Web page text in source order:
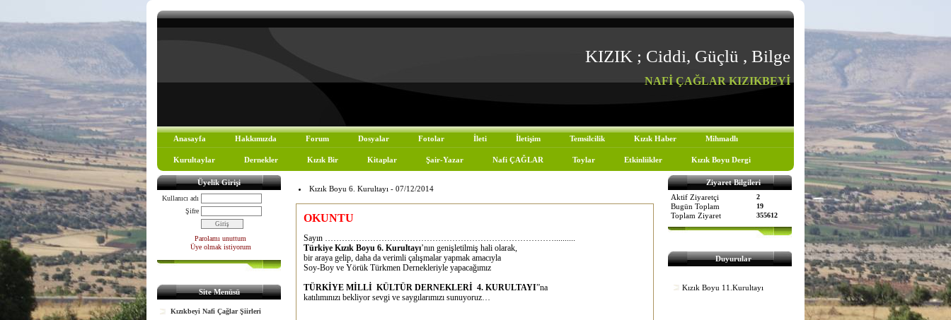
KIZIK ; Ciddi, Güçlü , Bilge
NAFİ ÇAĞLAR KIZIKBEYİ
Anasayfa Hakkımızda Forum Dosyalar Fotolar İleti İletişim Temsilcilik Kızık Haber Mihmadlı
Kurultaylar Dernekler Kızık Bir Kitaplar Şair-Yazar Nafi ÇAĞLAR Toylar Etkinliikler Kızık Boyu Dergi
Üyelik Girişi
Kullanıcı adı
Şifre
Parolamı unuttum
Üye olmak istiyorum
Site Menüsü
Kızıkbeyi Nafi Çağlar Şiirleri
Kızık Boyu 6. Kurultayı - 07/12/2014
OKUNTU
Sayın ………………………………………………………………………..........
Türkiye Kızık Boyu 6. Kurultayı’nın genişletilmiş hali olarak,
bir araya gelip, daha da verimli çalışmalar yapmak amacıyla
Soy-Boy ve Yörük Türkmen Dernekleriyle yapacağımız
TÜRKİYE MİLLİ KÜLTÜR DERNEKLERİ 4. KURULTAYI”na
katılımınızı bekliyor sevgi ve saygılarımızı sunuyoruz…
Ziyaret Bilgileri
Aktif Ziyaretçi
2
Bugün Toplam 19
Toplam Ziyaret 355612
Duyurular
Kızık Boyu 11.Kurultayı